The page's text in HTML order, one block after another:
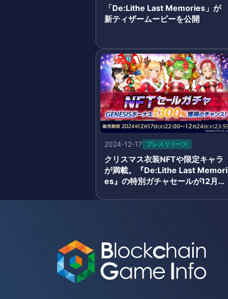
「De:Lithe Last Memories」が
新ティザームービーを公開
2024-12-17 プレスリリース
クリスマス衣装NFTや限定キャラ
が満載。『De:Lithe Last Memori
es』の特別ガチャセールが12月2